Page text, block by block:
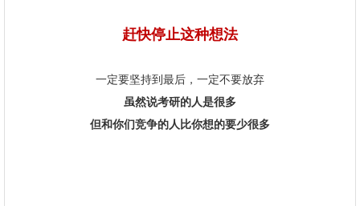
赶快停止这种想法
一定要坚持到最后，一定不要放弃
虽然说考研的人是很多
但和你们竞争的人比你想的要少很多